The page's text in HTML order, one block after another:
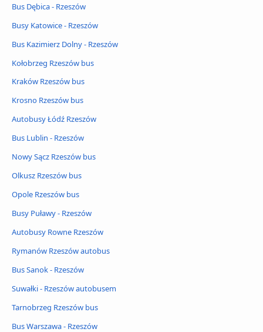
Bus Dębica - Rzeszów
Busy Katowice - Rzeszów
Bus Kazimierz Dolny - Rzeszów
Kołobrzeg Rzeszów bus
Kraków Rzeszów bus
Krosno Rzeszów bus
Autobusy Łódź Rzeszów
Bus Lublin - Rzeszów
Nowy Sącz Rzeszów bus
Olkusz Rzeszów bus
Opole Rzeszów bus
Busy Puławy - Rzeszów
Autobusy Rowne Rzeszów
Rymanów Rzeszów autobus
Bus Sanok - Rzeszów
Suwałki - Rzeszów autobusem
Tarnobrzeg Rzeszów bus
Bus Warszawa - Rzeszów